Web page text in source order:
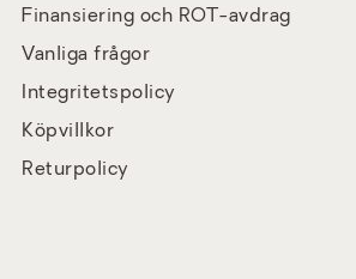
Finansiering och ROT-avdrag
Vanliga frågor
Integritetspolicy
Köpvillkor
Returpolicy